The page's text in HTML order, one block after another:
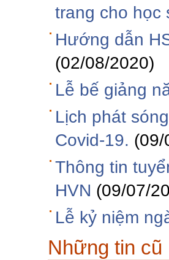
trang cho học
Hướng dẫn
(02/08/2020)
Lễ bế giảng
Lịch phát
Covid-19. (09/
Thông tin
HVN (09/07/
Lễ kỷ niệm
Những tin cũ